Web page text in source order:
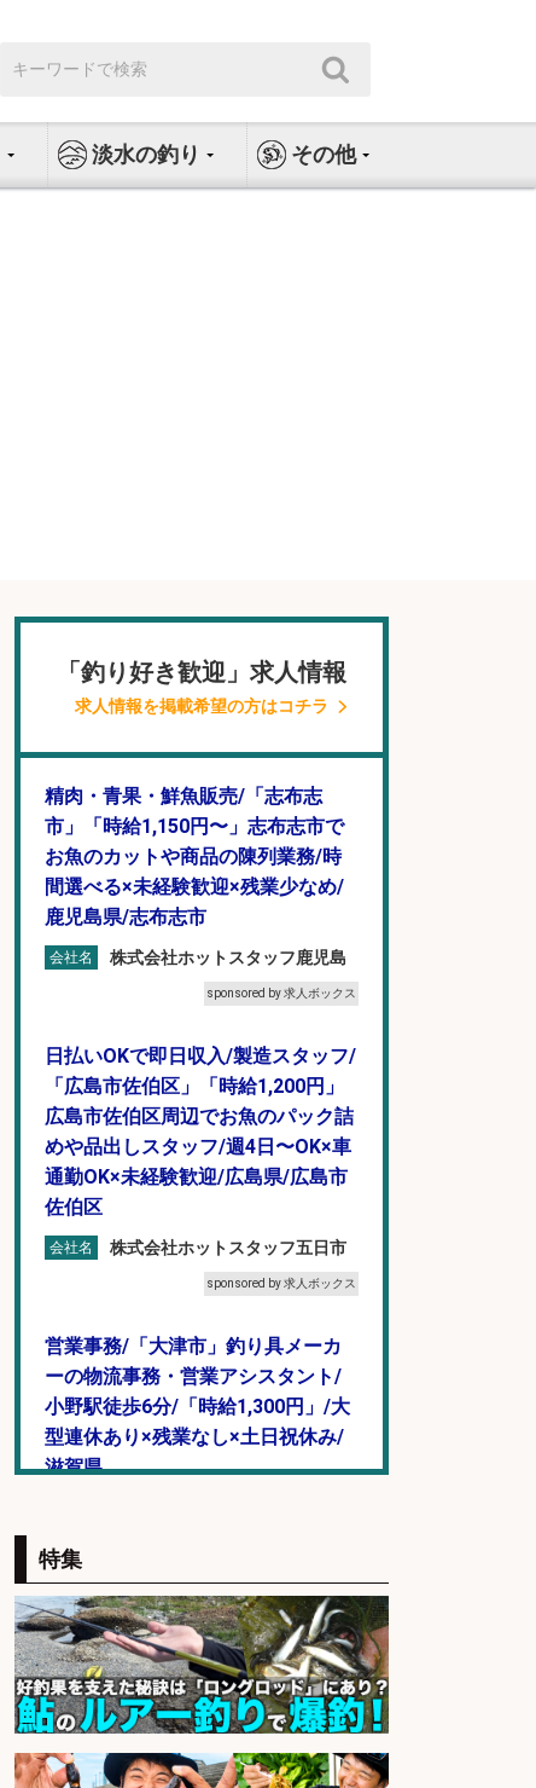
索:
淡水の釣り その他
「釣り好き歓迎」求人情報
求人情報を掲載希望の方はコチラ
精肉・青果・鮮魚販売/「志布志
市」「時給1,150円〜」志布志市で
お魚のカットや商品の陳列業務/時
間選べる×未経験歓迎×残業少なめ/
鹿児島県/志布志市
会社名 株式会社ホットスタッフ鹿児島
sponsored by 求人ボックス
日払いOKで即日収入/製造スタッフ/
「広島市佐伯区」「時給1,200円」
広島市佐伯区周辺でお魚のパック詰
めや品出しスタッフ/週4日〜OK×車
通勤OK×未経験歓迎/広島県/広島市
佐伯区
会社名 株式会社ホットスタッフ五日市
sponsored by 求人ボックス
営業事務/「大津市」釣り具メーカ
ーの物流事務・営業アシスタント/
小野駅徒歩6分/「時給1,300円」/大
型連休あり×残業なし×土日祝休み/
滋賀県
営業事務/「大津市」釣り具メーカ
ーの物流事務・営業アシスタント/
小野駅から徒歩6分/「時給1,300
円」/大型連休あり×残業なし×土日
祝休み/滋賀県
会社名 株式会社ホットスタッフ滋賀
特集